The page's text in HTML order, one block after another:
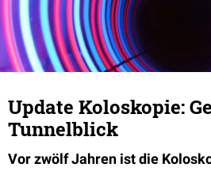
Update Koloskopie:
Tunnelblick
Vor zwölf Jahren ist die